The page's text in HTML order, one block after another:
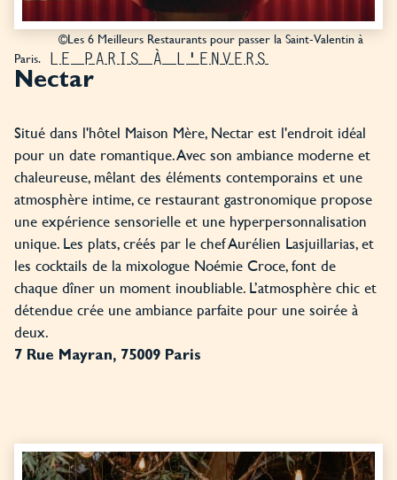
©Les 6 Meilleurs Restaurants pour passer la Saint-Valentin à
Paris. LE PARIS À L'ENVERS
Nectar
Situé dans l'hôtel Maison Mère, Nectar est l'endroit idéal
pour un date romantique. Avec son ambiance moderne et
chaleureuse, mêlant des éléments contemporains et une
atmosphère intime, ce restaurant gastronomique propose
une expérience sensorielle et une hyperpersonnalisation
unique. Les plats, créés par le chef Aurélien Lasjuillarias, et
les cocktails de la mixologue Noémie Croce, font de
chaque dîner un moment inoubliable. L’atmosphère chic et
détendue crée une ambiance parfaite pour une soirée à
deux.
7 Rue Mayran, 75009 Paris